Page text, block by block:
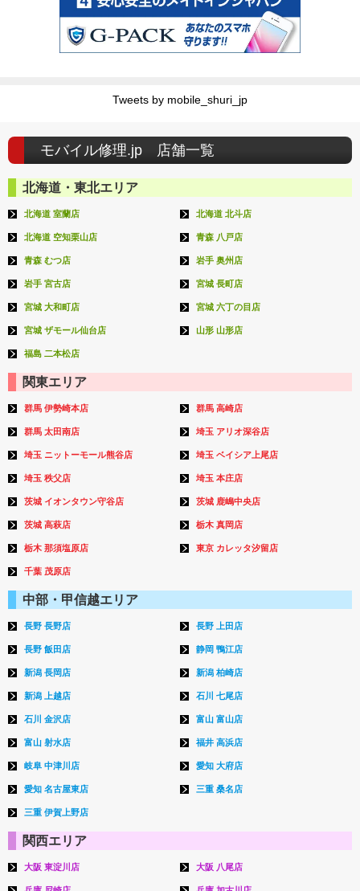
Tweets by mobile_shuri_jp
モバイル修理.jp 店舗一覧
北海道・東北エリア
北海道 室蘭店 北海道 北斗店
北海道 空知栗山店 青森 八戸店
青森 むつ店 岩手 奥州店
岩手 宮古店 宮城 長町店
宮城 大和町店 宮城 六丁の目店
宮城 ザモール仙台店 山形 山形店
福島 二本松店
関東エリア
群馬 伊勢崎本店 群馬 高崎店
群馬 太田南店 埼玉 アリオ深谷店
埼玉 ニットーモール熊谷店 埼玉 ベイシア上尾店
埼玉 秩父店 埼玉 本庄店
茨城 イオンタウン守谷店 茨城 鹿嶋中央店
茨城 高萩店 栃木 真岡店
栃木 那須塩原店 東京 カレッタ汐留店
千葉 茂原店
中部・甲信越エリア
長野 長野店 長野 上田店
長野 飯田店 静岡 鴨江店
新潟 長岡店 新潟 柏崎店
新潟 上越店 石川 七尾店
石川 金沢店 富山 富山店
富山 射水店 福井 高浜店
岐阜 中津川店 愛知 大府店
愛知 名古屋東店 三重 桑名店
三重 伊賀上野店
関西エリア
大阪 東淀川店 大阪 八尾店